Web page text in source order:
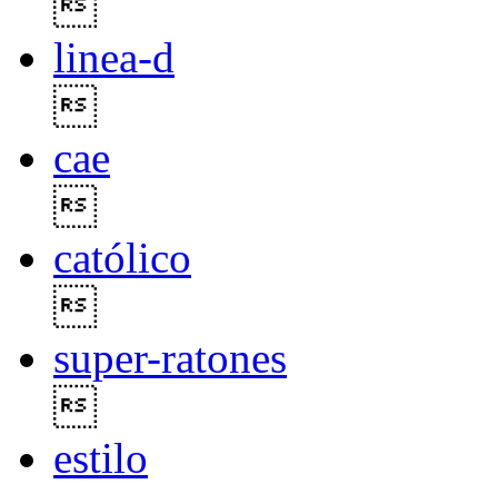
linea-d
cae
católico
super-ratones
estilo